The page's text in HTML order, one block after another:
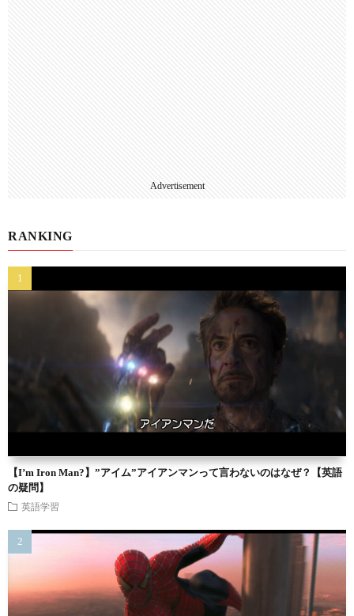
Advertisement
RANKING
【I’m Iron Man?】”アイム”アイアンマンって言わないのはなぜ？【英語
の疑問】
英語学習